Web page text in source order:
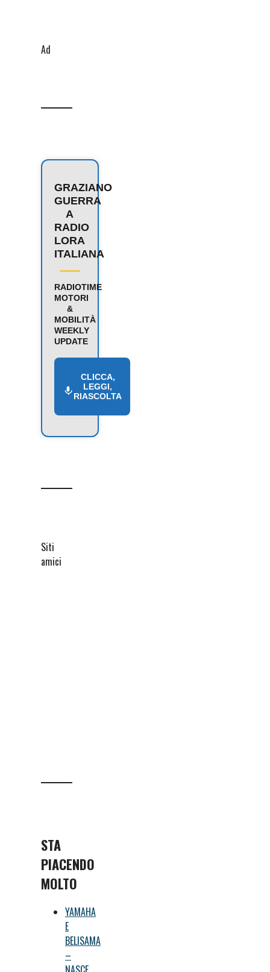
Ad
GRAZIANO
GUERRA
A
RADIO
LORA
ITALIANA
RADIOTIME
MOTORI
&
MOBILITÀ
WEEKLY
UPDATE
CLICCA,
LEGGI,
RIASCOLTA
Siti
amici
STA
PIACENDO
MOLTO
YAMAHA
E
BELISAMA
–